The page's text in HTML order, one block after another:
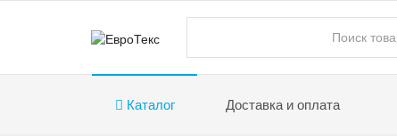
Каталог Доставка и оплата